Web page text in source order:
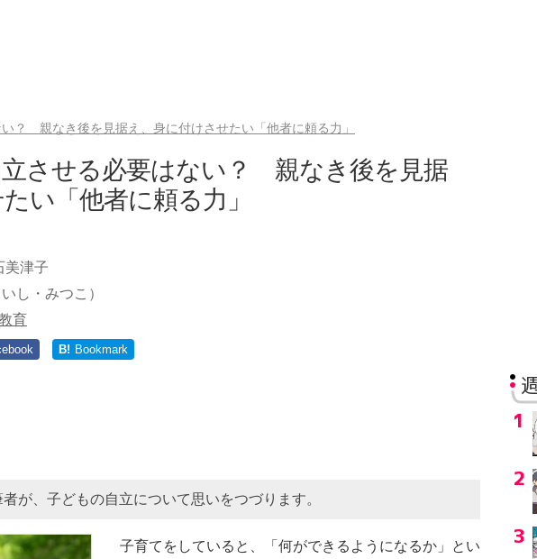
？ 親なき後を見据え、身に付けさせたい「他者に頼る力」
立させる必要はない？ 親なき後を見据
い「他者に頼る力」
美津子
し・みつこ）
育
B! Bookmark
が、子どもの自立について思いをつづります。
子育てをしていると、「何ができるようになるか」とい